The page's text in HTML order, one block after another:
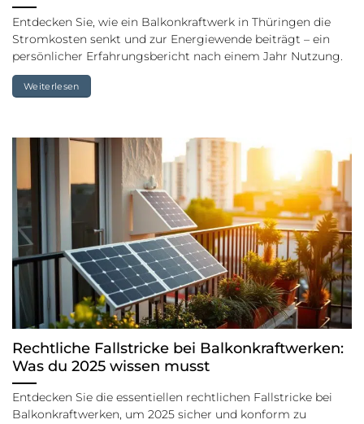
Entdecken Sie, wie ein Balkonkraftwerk in Thüringen die
Stromkosten senkt und zur Energiewende beiträgt – ein
persönlicher Erfahrungsbericht nach einem Jahr Nutzung.
Weiterlesen
Rechtliche Fallstricke bei Balkonkraftwerken:
Was du 2025 wissen musst
Entdecken Sie die essentiellen rechtlichen Fallstricke bei
Balkonkraftwerken, um 2025 sicher und konform zu